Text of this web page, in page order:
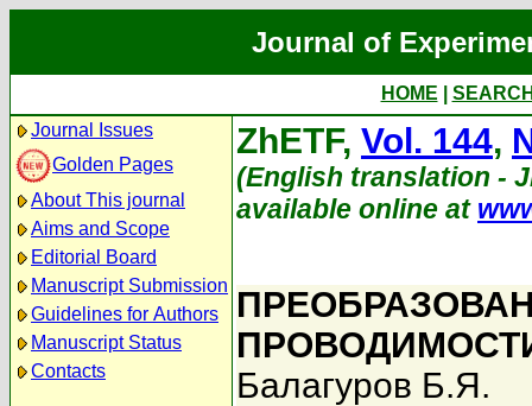
Journal of
HOME
Journal Issues
Golden Pages
About This journal
Aims and Scope
Editorial Board
Manuscript Submission
Guidelines for Authors
Manuscript Status
Contacts
ZhETF, Vol. 144,
(English translation -
available online at
Балагуров Б.Я.